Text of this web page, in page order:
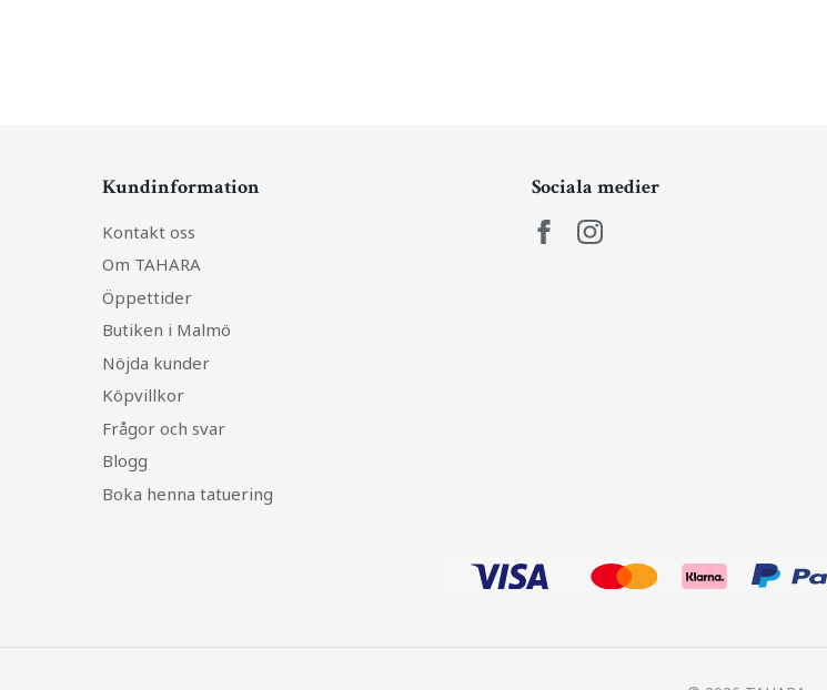
Kundinformation
Kontakt oss
Om TAHARA
Öppettider
Butiken i Malmö
Nöjda kunder
Köpvillkor
Frågor och svar
Blogg
Boka henna tatuering
Sociala medier